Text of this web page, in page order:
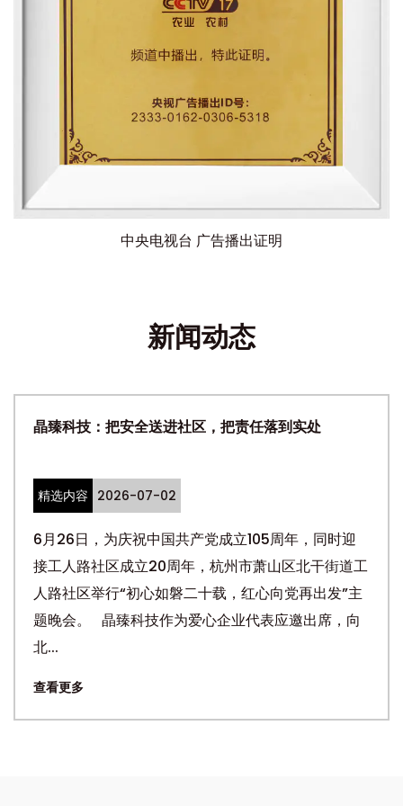
中央电视台 广告播出证明
新闻动态
晶臻科技：把安全送进社区，把责任落到实处
精选内容 2026-07-02
6月26日，为庆祝中国共产党成立105周年，同时迎
接工人路社区成立20周年，杭州市萧山区北干街道工
人路社区举行“初心如磐二十载，红心向党再出发”主
题晚会。 晶臻科技作为爱心企业代表应邀出席，向
北...
查看更多